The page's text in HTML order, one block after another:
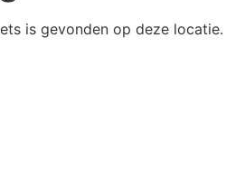
is gevonden op deze locatie.